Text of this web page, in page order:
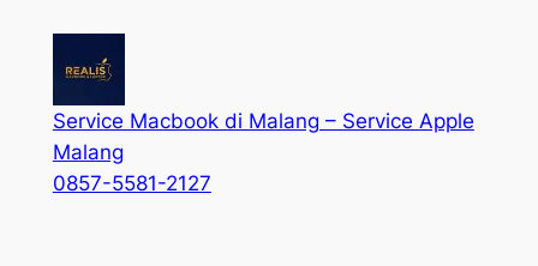
Service Macbook di Malang – Service Apple
Malang
0857-5581-2127